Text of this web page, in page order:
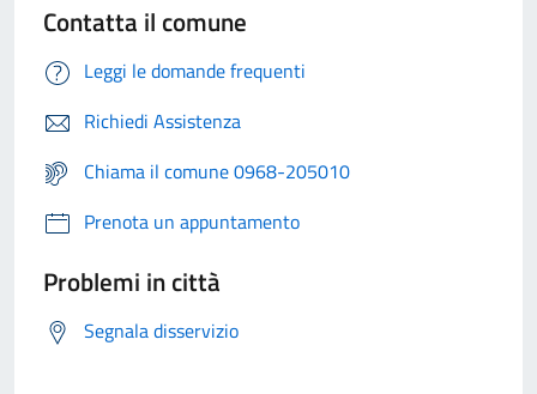
Contatta il comune
Leggi le domande frequenti
Richiedi Assistenza
Chiama il comune 0968-205010
Prenota un appuntamento
Problemi in città
Segnala disservizio